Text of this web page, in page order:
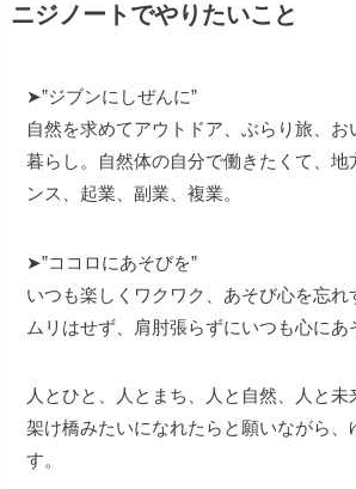
ニジノートでやりたいこと
➤”ジブンにしぜんに”
自然を求めてアウトドア、ぶらり旅、お
暮らし。自然体の自分で働きたくて、地
ンス、起業、副業、複業。
➤”ココロにあそびを”
いつも楽しくワクワク、あそび心を忘れ
ムリはせず、肩肘張らずにいつも心にあ
人とひと、人とまち、人と自然、人と
架け橋みたいになれたらと願いながら、
す。